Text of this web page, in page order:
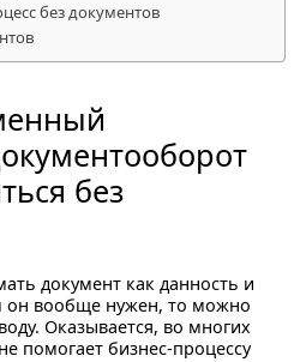
без документов
без
документ как данность и
он вообще нужен, то можно
Оказывается, во многих
помогает бизнес-процессу